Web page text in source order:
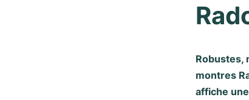
Robustes,
montres
affiche